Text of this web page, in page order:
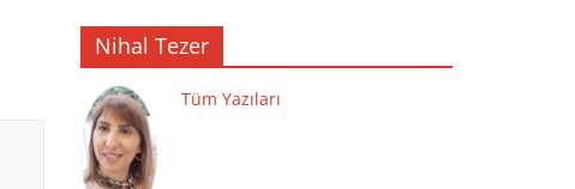
Nihal Tezer
Tüm Yazıları